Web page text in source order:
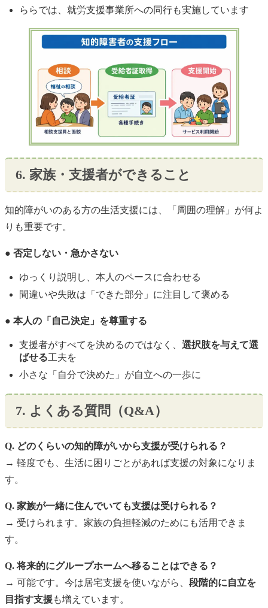
ららでは、就労支援事業所への同行も実施しています
6. 家族・支援者ができること
知的障がいのある方の生活支援には、「周囲の理解」が何よ
りも重要です。
● 否定しない・急かさない
ゆっくり説明し、本人のペースに合わせる
間違いや失敗は「できた部分」に注目して褒める
● 本人の「自己決定」を尊重する
支援者がすべてを決めるのではなく、 選択肢を与えて選
ばせる工夫を
小さな「自分で決めた」が自立への一歩に
7. よくある質問（Q&A）
Q. どのくらいの知的障がいから支援が受けられる？
→ 軽度でも、生活に困りごとがあれば支援の対象になりま
す。
Q. 家族が一緒に住んでいても支援は受けられる？
→ 受けられます。家族の負担軽減のためにも活用できま
す。
Q. 将来的にグループホームへ移ることはできる？
→ 可能です。今は居宅支援を使いながら、 段階的に自立を
目指す支援も増えています。